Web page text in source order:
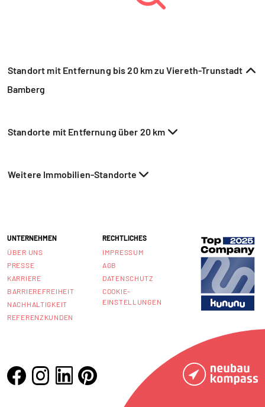
Standort mit Entfernung bis 20 km zu Viereth-Trunstadt
Bamberg
Standorte mit Entfernung über 20 km
Weitere Immobilien-Standorte
UNTERNEHMEN
ÜBER UNS
PRESSE
KARRIERE
BARRIEREFREIHEIT
NACHHALTIGKEIT
REFERENZKUNDEN
RECHTLICHES
IMPRESSUM
AGB
DATENSCHUTZ
COOKIE-
EINSTELLUNGEN